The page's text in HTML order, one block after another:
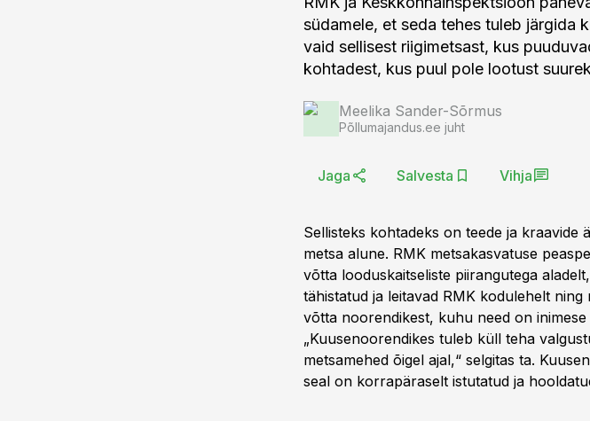
südamele, et seda tehes tuleb järgida
vaid sellisest riigimetsast, kus
kohtadest, kus puul pole lootust
Meelika Sander-Sõrmus
Põllumajandus.ee juht
Jaga Salvesta Vihja
Sellisteks kohtadeks on teede ja kraavide
metsa alune. RMK metsakasvatuse
võtta looduskaitseliste piirangutega
tähistatud ja leitavad RMK kodulehelt
võtta noorendikest, kuhu need on
„Kuusenoorendikes tuleb küll teha
metsamehed õigel ajal,“ selgitas ta.
seal on korrapäraselt istutatud ja